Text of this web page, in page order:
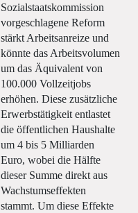
Sozialstaatskommission
vorgeschlagene Reform
stärkt Arbeitsanreize und
könnte das Arbeitsvolumen
um das Äquivalent von
100.000 Vollzeitjobs
erhöhen. Diese zusätzliche
Erwerbstätigkeit entlastet
die öffentlichen Haushalte
um 4 bis 5 Milliarden
Euro, wobei die Hälfte
dieser Summe direkt aus
Wachstumseffekten
stammt. Um diese Effekte